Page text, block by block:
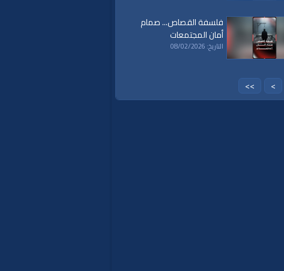
فلسفة القصاص... صمام
أمان المجتمعات
التاريخ: 08/02/2026
>
>>